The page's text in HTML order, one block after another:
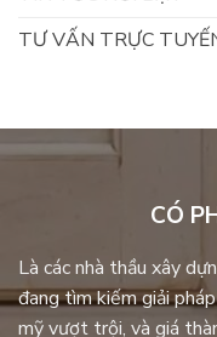
TƯ VẤN TRỰC
CÓ
Là các nhà thầu xây
đang tìm kiếm giải
mỹ vượt trội, và giá